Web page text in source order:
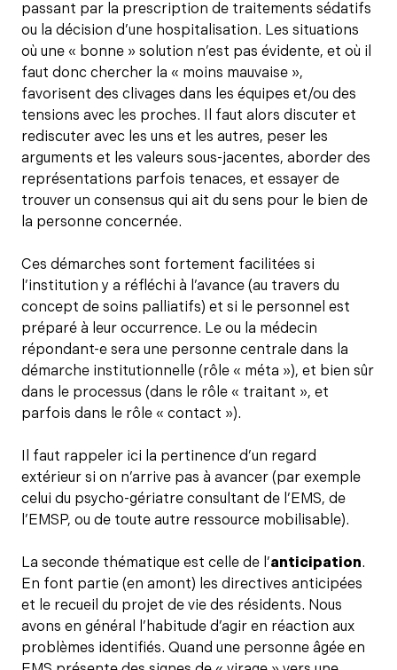
passant par la prescription de traitements sédatifs
ou la décision d’une hospitalisation. Les situations
où une « bonne » solution n’est pas évidente, et où il
faut donc chercher la « moins mauvaise »,
favorisent des clivages dans les équipes et/ou des
tensions avec les proches. Il faut alors discuter et
rediscuter avec les uns et les autres, peser les
arguments et les valeurs sous-jacentes, aborder des
représentations parfois tenaces, et essayer de
trouver un consensus qui ait du sens pour le bien de
la personne concernée.
Ces démarches sont fortement facilitées si
l’institution y a réfléchi à l’avance (au travers du
concept de soins palliatifs) et si le personnel est
préparé à leur occurrence. Le ou la médecin
répondant-e sera une personne centrale dans la
démarche institutionnelle (rôle « méta »), et bien sûr
dans le processus (dans le rôle « traitant », et
parfois dans le rôle « contact »).
Il faut rappeler ici la pertinence d’un regard
extérieur si on n’arrive pas à avancer (par exemple
celui du psycho-gériatre consultant de l’EMS, de
l’EMSP, ou de toute autre ressource mobilisable).
La seconde thématique est celle de l’anticipation.
En font partie (en amont) les directives anticipées
et le recueil du projet de vie des résidents. Nous
avons en général l’habitude d’agir en réaction aux
problèmes identifiés. Quand une personne âgée en